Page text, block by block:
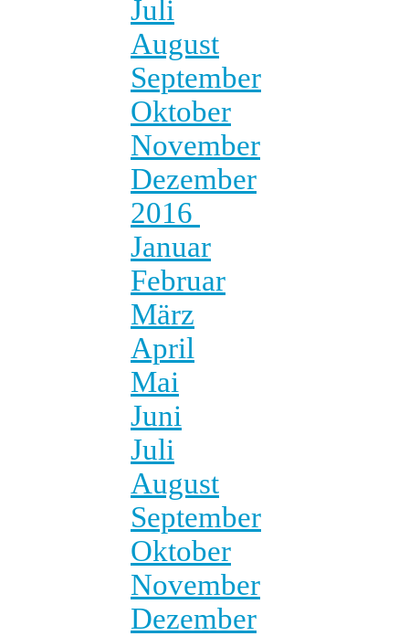
Juli
August
September
Oktober
November
Dezember
2016
Januar
Februar
März
April
Mai
Juni
Juli
August
September
Oktober
November
Dezember